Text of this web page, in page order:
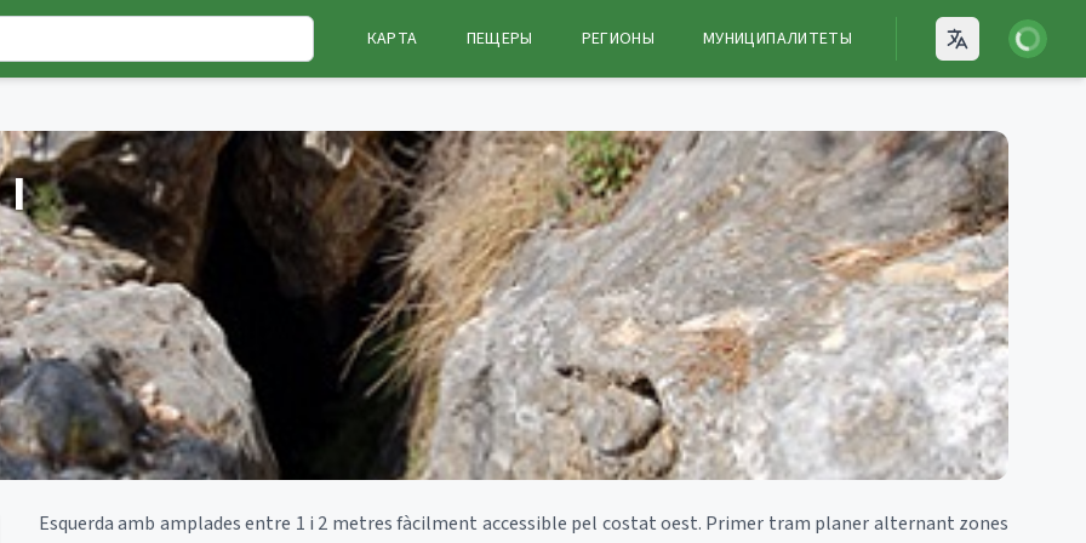
КАРТА ПЕЩЕРЫ РЕГИОНЫ МУНИЦИПАЛИТЕТЫ Open
Войти
I
Esquerda amb amplades entre 1 i 2 metres fàcilment accessible pel costat oest. Primer tram planer alternant zones